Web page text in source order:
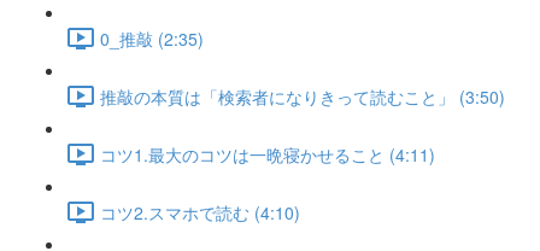
0_推敲 (2:35)
推敲の本質は「検索者になりきって読むこと」 (3:50)
コツ1.最大のコツは一晩寝かせること (4:11)
コツ2.スマホで読む (4:10)